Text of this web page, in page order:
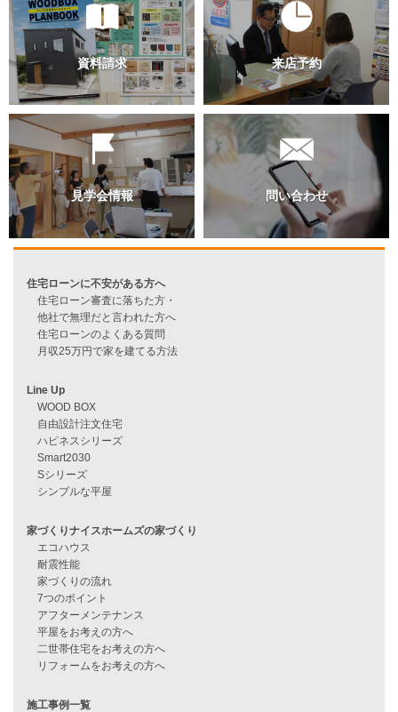
過去のブログ（月別）
資料請求
見学会情報
住宅ローンに不安がある方へ